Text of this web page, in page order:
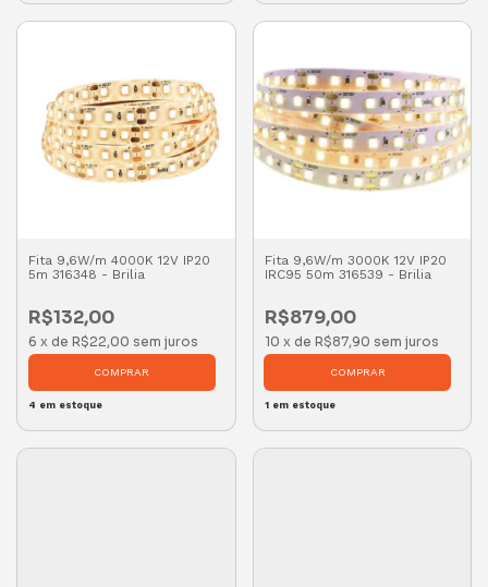
Fita 9,6W/m 4000K 12V IP20
5m 316348 - Brilia
R$132,00
6 x de R$22,00 sem juros
4 em estoque
Fita 9,6W/m 3000K 12V IP20
IRC95 50m 316539 - Brilia
R$879,00
10 x de R$87,90 sem juros
1em estoque